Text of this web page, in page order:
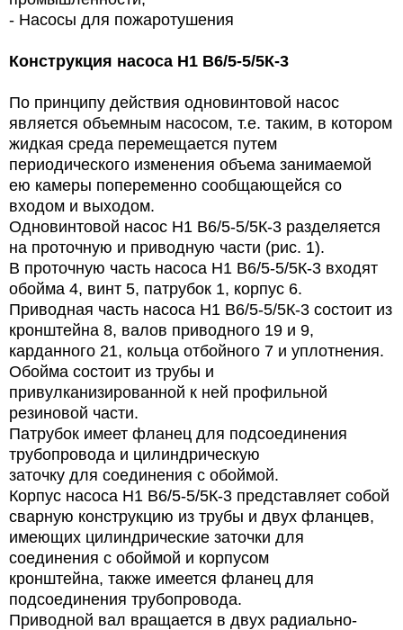
- Насосы для пожаротушения
Конструкция насоса Н1 В6/5-5/5К-3
По принципу действия одновинтовой насос
является объемным насосом, т.е. таким, в котором
жидкая среда перемещается путем
периодического изменения объема занимаемой
ею камеры попеременно сообщающейся со
входом и выходом.
Одновинтовой насос Н1 В6/5-5/5К-3 разделяется
на проточную и приводную части (рис. 1).
В проточную часть насоса Н1 В6/5-5/5К-3 входят
обойма 4, винт 5, патрубок 1, корпус 6.
Приводная часть насоса Н1 В6/5-5/5К-3 состоит из
кронштейна 8, валов приводного 19 и 9,
карданного 21, кольца отбойного 7 и уплотнения.
Обойма состоит из трубы и
привулканизированной к ней профильной
резиновой части.
Патрубок имеет фланец для подсоединения
трубопровода и цилиндрическую
заточку для соединения с обоймой.
Корпус насоса Н1 В6/5-5/5К-3 представляет собой
сварную конструкцию из трубы и двух фланцев,
имеющих цилиндрические заточки для
соединения с обоймой и корпусом
кронштейна, также имеется фланец для
подсоединения трубопровода.
Приводной вал вращается в двух радиально-